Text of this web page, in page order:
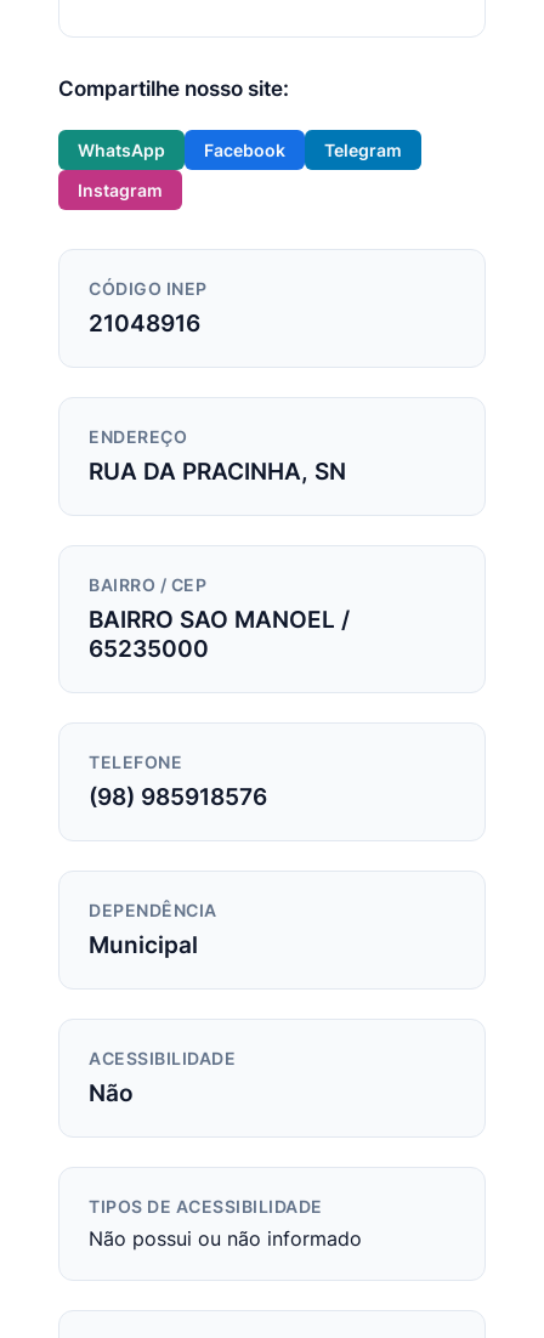
Compartilhe nosso site:
WhatsApp Facebook
Telegram
Instagram
CÓDIGO INEP
21048916
ENDEREÇO
RUA DA PRACINHA, SN
BAIRRO / CEP
BAIRRO SAO MANOEL /
65235000
TELEFONE
(98) 985918576
DEPENDÊNCIA
Municipal
ACESSIBILIDADE
Não
TIPOS DE ACESSIBILIDADE
Não possui ou não informado